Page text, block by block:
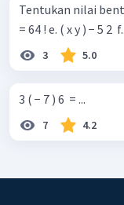
Tentukan nilai
=
3 5.0
3 ( − 7 ) 6 ​ = ...
7 4.2